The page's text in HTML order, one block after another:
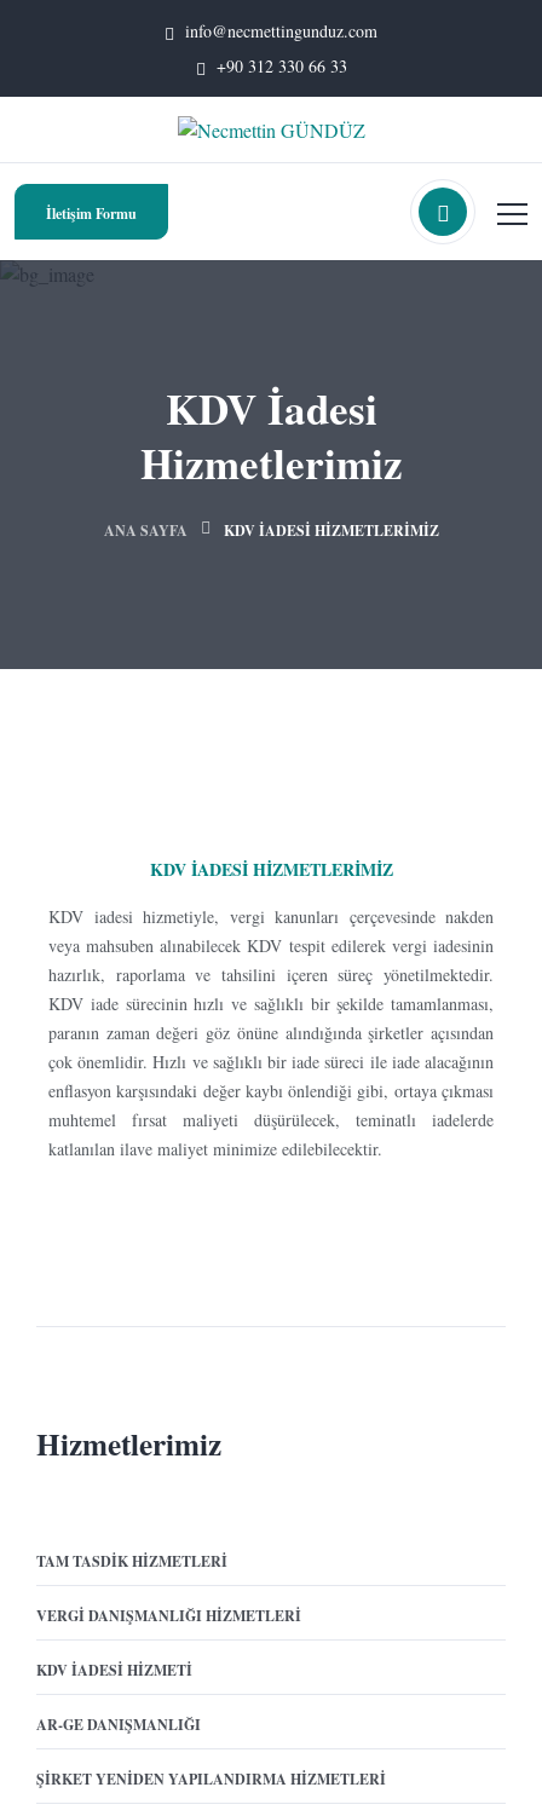
info@necmettingunduz.com
+90 312 330 66 33
İletişim Formu
KDV İadesi
Hizmetlerimiz
ANA SAYFA KDV İADESI HIZMETLERIMIZ
KDV İADESİ HİZMETLERİMİZ
KDV iadesi hizmetiyle, vergi kanunları çerçevesinde nakden
veya mahsuben alınabilecek KDV tespit edilerek vergi iadesinin
hazırlık, raporlama ve tahsilini içeren süreç yönetilmektedir.
KDV iade sürecinin hızlı ve sağlıklı bir şekilde tamamlanması,
paranın zaman değeri göz önüne alındığında şirketler açısından
çok önemlidir. Hızlı ve sağlıklı bir iade süreci ile iade alacağının
enflasyon karşısındaki değer kaybı önlendiği gibi, ortaya çıkması
muhtemel fırsat maliyeti düşürülecek, teminatlı iadelerde
katlanılan ilave maliyet minimize edilebilecektir.
Hizmetlerimiz
TAM TASDIK HIZMETLERI
VERGI DANIŞMANLIĞI HIZMETLERI
KDV İADESI HIZMETI
AR-GE DANIŞMANLIĞI
ŞIRKET YENIDEN YAPILANDIRMA HIZMETLERI